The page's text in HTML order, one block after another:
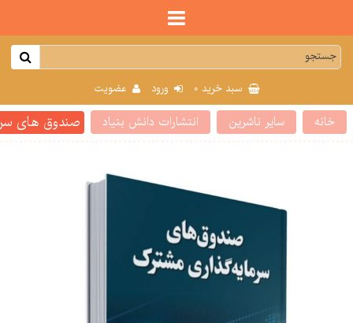
سبد خرید 0 ورود عضویت
خانه سایر ناشرین انتشارات دانش بنیاد صندوق های